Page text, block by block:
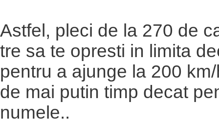
Astfel, pleci de la 270 de
tre sa te opresti in limita
pentru a ajunge la 200
de mai putin timp decat
numele..